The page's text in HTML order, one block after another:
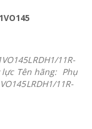
11R-
Tên hãng: Phụ
11R-